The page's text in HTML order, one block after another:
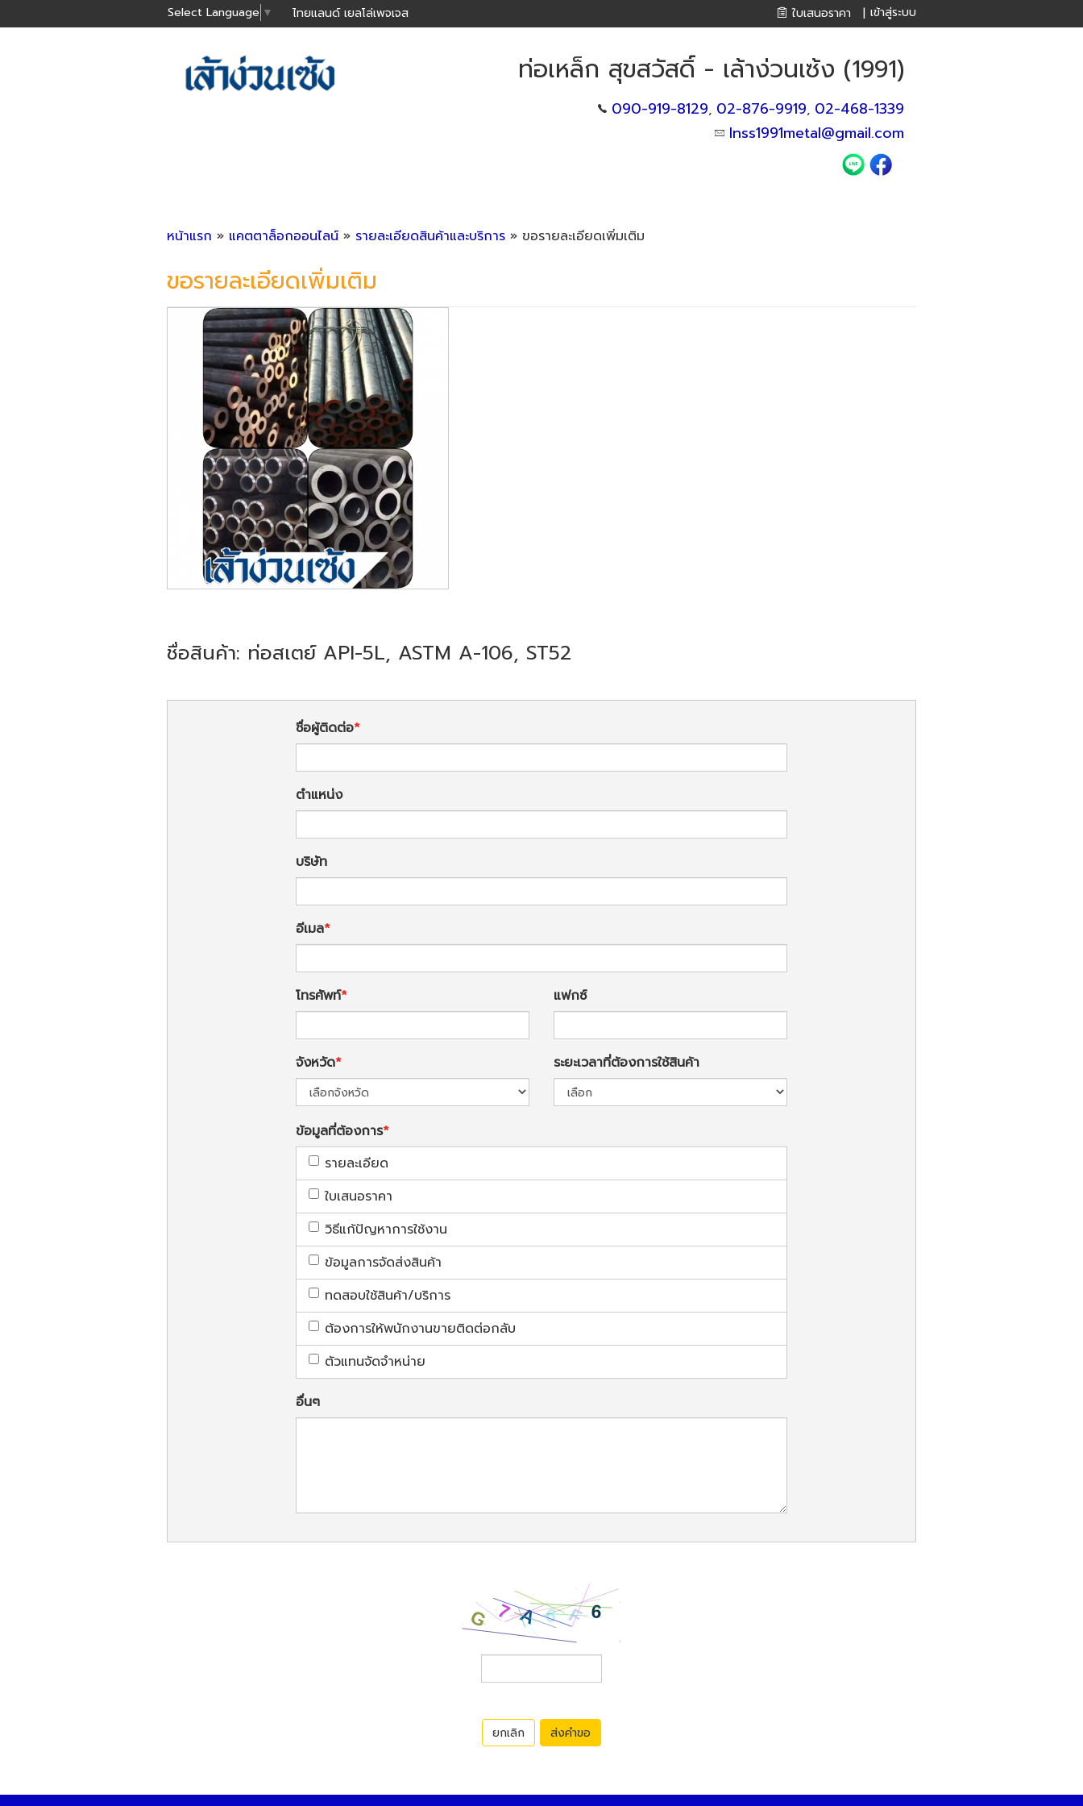
Select Language ▼ ไทยแลนด์ เยลโล่เพจเจส ใบเสนอราคา | เข้าสู่ระบบ
ท่อเหล็ก สุขสวัสดิ์ - เล้าง่วนเซ้ง (1991)
090-919-8129, 02-876-9919, 02-468-1339
lnss1991metal@gmail.com
หน้าแรก » แคตตาล็อกออนไลน์ » รายละเอียดสินค้าและบริการ » ขอรายละเอียดเพิ่มเติม
ขอรายละเอียดเพิ่มเติม
ชื่อสินค้า: ท่อสเตย์ API-5L, ASTM A-106, ST52
ชื่อผู้ติดต่อ
ตำแหน่ง
บริษัท
อีเมล
โทรศัพท์ แฟกซ์
จังหวัด ระยะเวลาที่ต้องการใช้สินค้า
ข้อมูลที่ต้องการ
รายละเอียด
ใบเสนอราคา
วิธีแก้ปัญหาการใช้งาน
ข้อมูลการจัดส่งสินค้า
ทดสอบใช้สินค้า/บริการ
ต้องการให้พนักงานขายติดต่อกลับ
ตัวแทนจัดจำหน่าย
อื่นๆ
ยกเลิก ส่งคำขอ